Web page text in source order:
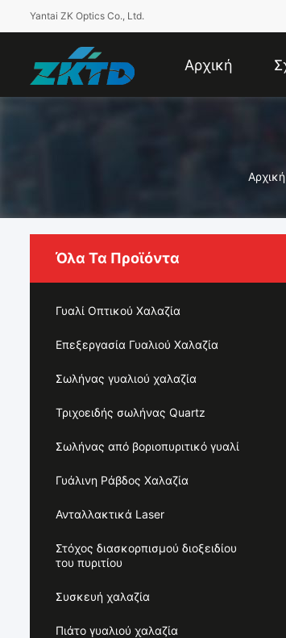
Yantai ZK Optics Co., Ltd.
Αρχική
Όλα Τα Προϊόντα
Γυαλί Οπτικού Χαλαζία
Επεξεργασία Γυαλιού Χαλαζία
Σωλήνας γυαλιού χαλαζία
Τριχοειδής σωλήνας Quartz
Σωλήνας από βοριοπυριτικό γυαλί
Γυάλινη Ράβδος Χαλαζία
Ανταλλακτικά Laser
Στόχος διασκορπισμού διοξειδίου
του πυριτίου
Συσκευή χαλαζία
Πιάτο γυαλιού χαλαζία